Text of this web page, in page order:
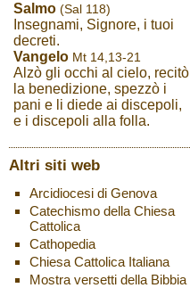
Salmo (Sal 118)
Insegnami, Signore, i tuoi
decreti.
Vangelo Mt 14,13-21
Alzò gli occhi al cielo, recitò
la benedizione, spezzò i
pani e li diede ai discepoli,
e i discepoli alla folla.
Altri siti web
Arcidiocesi di Genova
Catechismo della Chiesa
Cattolica
Cathopedia
Chiesa Cattolica Italiana
Mostra versetti della Bibbia